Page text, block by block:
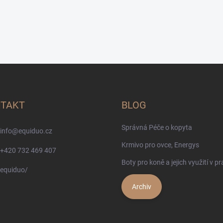
info@equiduo.cz
+420 732 469 407
equiduo/
BLOG
Správná Péče o kopyta
Krmivo pro ovce, Energys
Boty pro koně a jejich využití v
Archiv